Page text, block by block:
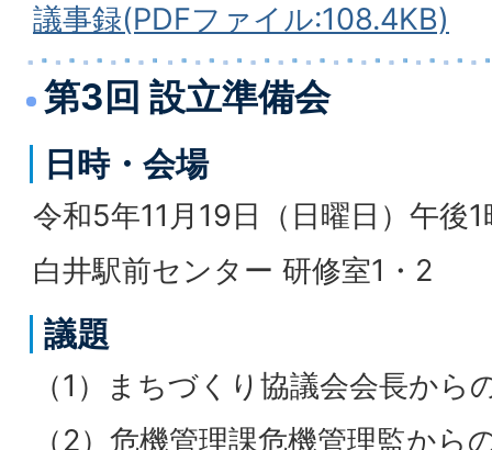
議事録(PDFファイル:108.4KB)
第3回 設立準備会
日時・会場
令和5年11月19日（日曜日）午後
白井駅前センター 研修室1・2
議題
（1）まちづくり協議会会長から
（2）危機管理課危機管理監から